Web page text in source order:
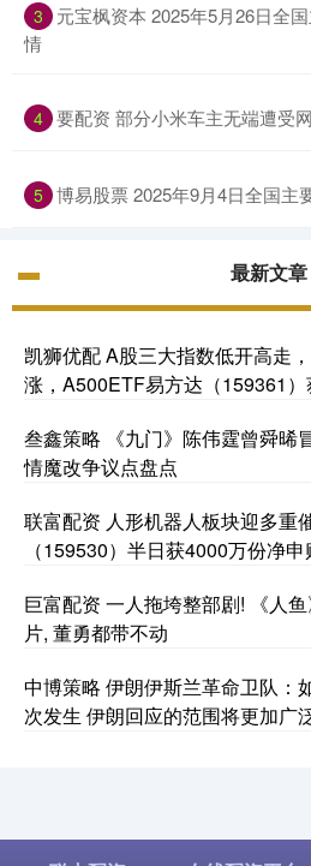
3
元宝枫资本 2025年5月26日全
情
4 要配资 部分小米车主无端遭受
5 博易股票 2025年9月4日全国主
最新文章
凯狮优配 A股三大指数低开高走
涨，A500ETF易方达（159361
叁鑫策略 《九门》陈伟霆曾舜晞
情魔改争议点盘点
联富配资 人形机器人板块迎多重
（159530）半日获4000万份净申
巨富配资 一人拖垮整部剧! 《人
片, 董勇都带不动
中博策略 伊朗伊斯兰革命卫队：
次发生 伊朗回应的范围将更加广